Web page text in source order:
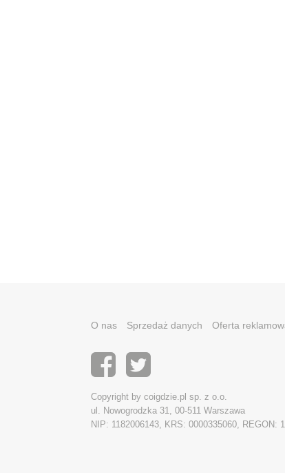
O nas Sprzedaż danych Oferta
Copyright by coigdzie.pl sp. z o.o.
ul. Nowogrodzka 31, 00-511 Warszawa
NIP: 1182006143, KRS: 0000335060, REGON: